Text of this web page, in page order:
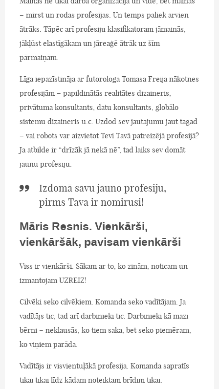
– mirst un rodas profesijas. Un temps paliek arvien
ātrāks. Tāpēc arī profesiju klasifikatoram jāmainās,
jākļūst elastīgākam un jāreaģē ātrāk uz šīm
pārmaiņām.
Līga iepazīstināja ar futorologa Tomasa Freija nākotnes
profesijām – papildinātās realitātes dizaineris,
privātuma konsultants, datu konsultants, globālo
sistēmu dizaineris u.c. Uzdod sev jautājumu jaut tagad
– vai robots var aizvietot Tevi Tavā patreizējā profesijā?
Ja atbilde ir “drīzāk jā nekā nē”, tad laiks sev domāt
jaunu profesiju.
Izdomā savu jauno profesiju,
pirms Tava ir nomirusi!
Māris Resnis. Vienkārši,
vienkāršāk, pavisam vienkārši
Viss ir vienkārši. Sākam ar to, ko zinām, noticam un
izmantojam UZREIZ!
Cilvēki seko cilvēkiem. Komanda seko vadītājam. Ja
vadītājs tic, tad arī darbinieki tic. Darbinieki kā mazi
bērni – neklausās, ko tiem saka, bet seko piemēram,
ko viņiem parāda.
Vadītājs ir visvientuļākā profesija. Komanda sapratīs
tikai tikai līdz kādam noteiktam brīdim tikai.